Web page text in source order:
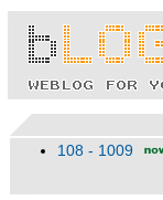
108 - 1009